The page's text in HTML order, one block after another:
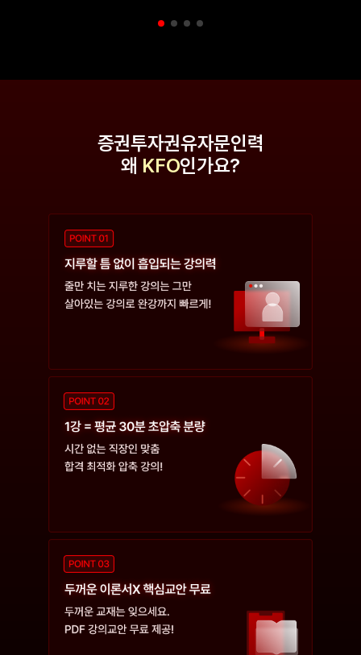
증권투자권유자문인력
왜 KFO인가요?